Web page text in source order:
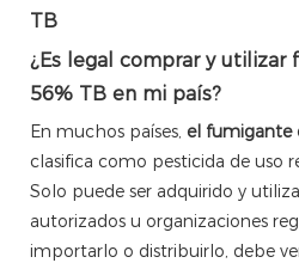
TB
¿Es legal comprar y utilizar
56% TB en mi país?
En muchos países, el fumigante
clasifica como pesticida de uso
Solo puede ser adquirido y
autorizados u organizaciones
importarlo o distribuirlo, debe